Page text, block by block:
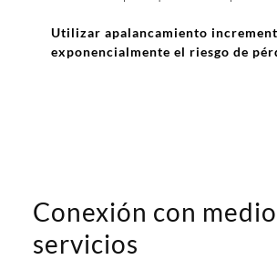
Utilizar apalancamiento
exponencialmente el riesgo de
Conexión con
servicios